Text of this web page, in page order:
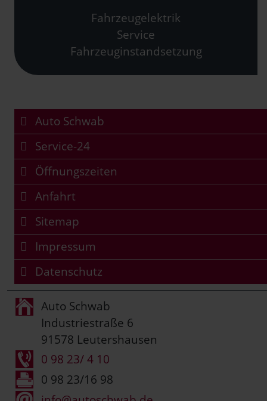
Fahrzeugelektrik
Service
Fahrzeuginstandsetzung
Auto Schwab
Service-24
Öffnungszeiten
Anfahrt
Sitemap
Impressum
Datenschutz
Auto Schwab
Industriestraße 6
91578 Leutershausen
0 98 23/ 4 10
0 98 23/16 98